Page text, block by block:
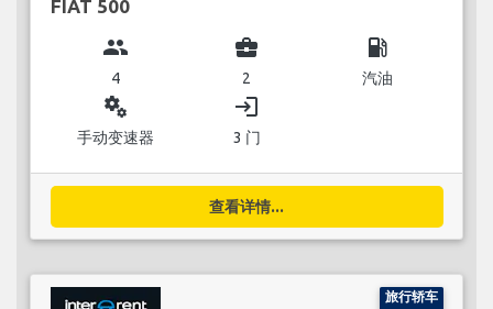
FIAT 500
group
4
business_center
2
local_gas_station
汽油
miscellaneous_services
手动变速器
login
3 门
查看详情...
旅行轿车